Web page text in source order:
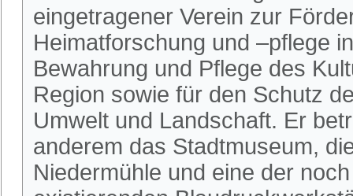
eingetragener Verein zur
Heimatforschung und –pflege
Bewahrung und Pflege des
Region sowie für den Schutz
Umwelt und Landschaft. Er
anderem das Stadtmuseum,
Niedermühle und eine der